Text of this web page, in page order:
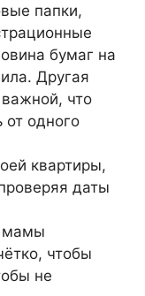
папки,
бумаг на
Другая
важной, что
от одного
квартиры,
даты
мамы
чтобы
не